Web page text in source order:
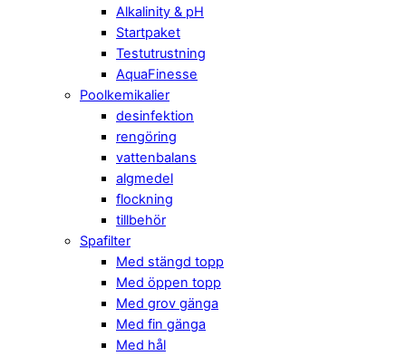
Alkalinity & pH
Startpaket
Testutrustning
AquaFinesse
Poolkemikalier
desinfektion
rengöring
vattenbalans
algmedel
flockning
tillbehör
Spafilter
Med stängd topp
Med öppen topp
Med grov gänga
Med fin gänga
Med hål